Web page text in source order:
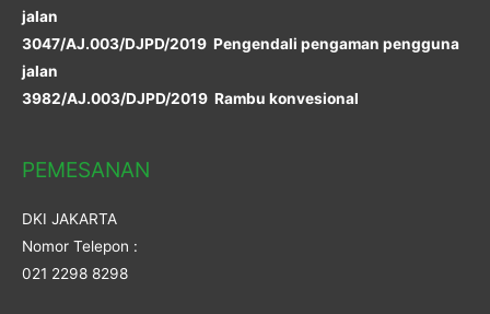
jalan
3047/AJ.003/DJPD/2019 Pengendali pengaman pengguna
jalan
3982/AJ.003/DJPD/2019 Rambu konvesional
PEMESANAN
DKI JAKARTA
Nomor Telepon :
021 2298 8298